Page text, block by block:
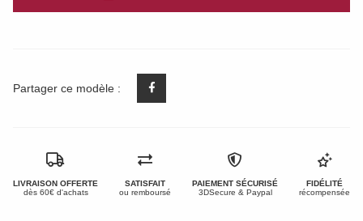
Partager ce modèle :
LIVRAISON OFFERTE
dès 60€ d'achats
SATISFAIT
ou remboursé
PAIEMENT SÉCURISÉ
3DSecure & Paypal
FIDÉLITÉ
récompensée